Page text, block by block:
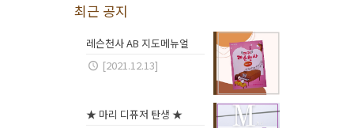
최근 공지
레슨천사 AB 지도메뉴얼
[2021.12.13]
★ 마리 디퓨저 탄생 ★